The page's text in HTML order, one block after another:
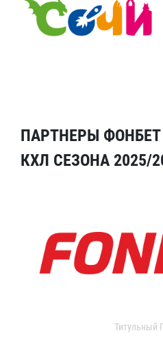
ПАРТНЕРЫ
КХЛ СЕЗОНА 2025/
Титульный